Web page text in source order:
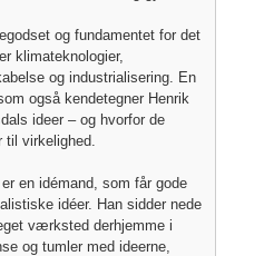
og fundamentet for det
klimateknologier,
og industrialisering. En
også kendetegner Henrik
ideer – og hvorfor de
til virkelighed.
en idémand, som får gode
idéer. Han sidder nede
værksted derhjemme i
og tumler med ideerne,